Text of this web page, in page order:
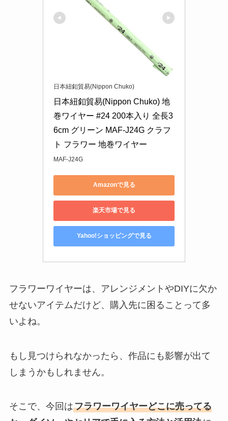
日本紐釦貿易(Nippon Chuko)
日本紐釦貿易(Nippon Chuko) 地
巻ワイヤー #24 200本入り 全長3
6cm グリーン MAF-J24G クラフ
ト フラワー 地巻ワイヤー
MAF-J24G
Amazonで見る
楽天市場で見る
Yahoo!ショッピングで見る
フラワーワイヤーは、アレンジメントやDIYに欠か
せないアイテムだけど、購入先に困ることって多
いよね。
もし見つけられなかったら、作品にも影響が出て
しまうかもしれません。
そこで、今回はフラワーワイヤーどこに売ってる